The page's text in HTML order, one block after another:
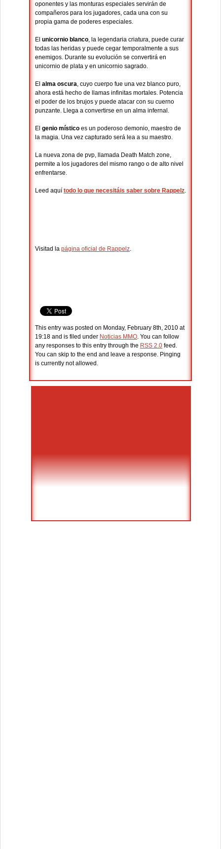
oponentes y las monturas especiales servirán de
compañeros para los jugadores, cada una con su
propia gama de poderes especiales.
El unicornio blanco, la legendaria criatura, puede curar
todas las heridas y puede cegar temporalmente a sus
enemigos. Durante su evolución se convertirá en
unicornio de plata y en unicornio sagrado.
El alma oscura, cuyo cuerpo fue una vez blanco puro,
ahora está hecho de llamas infinitas mortales. Potencia
el poder de los brujos y puede atacar con su cuerno
punzante. Llega a convertirse en un alma infernal.
El genio místico es un poderoso demonio, maestro de
la magia. Una vez capturado será lea a su maestro.
La nueva zona de pvp, llamada Death Match zone,
permite a los jugadores del mismo rango o de alto nivel
enfrentarse.
Leed aquí todo lo que necesitáis saber sobre Rappelz.
Visitad la página oficial de Rappelz.
This entry was posted on Monday, February 8th, 2010 at
19:18 and is filed under Noticias MMO. You can follow
any responses to this entry through the RSS 2.0 feed.
You can skip to the end and leave a response. Pinging
is currently not allowed.